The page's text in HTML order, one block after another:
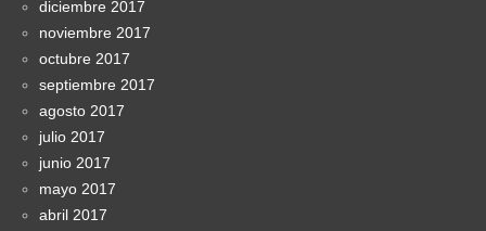
diciembre 2017
noviembre 2017
octubre 2017
septiembre 2017
agosto 2017
julio 2017
junio 2017
mayo 2017
abril 2017